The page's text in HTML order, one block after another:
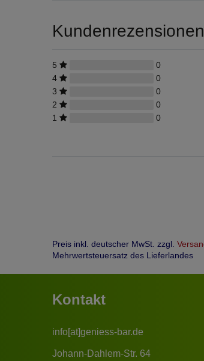
Kundenrezensionen
5
0
4
0
3
0
2
0
1
0
Preis inkl. deutscher MwSt. zzgl.
Mehrwertsteuersatz des Lieferlandes
Kontakt
info[at]geniess-bar.de
Johann-Dahlem-Str. 64